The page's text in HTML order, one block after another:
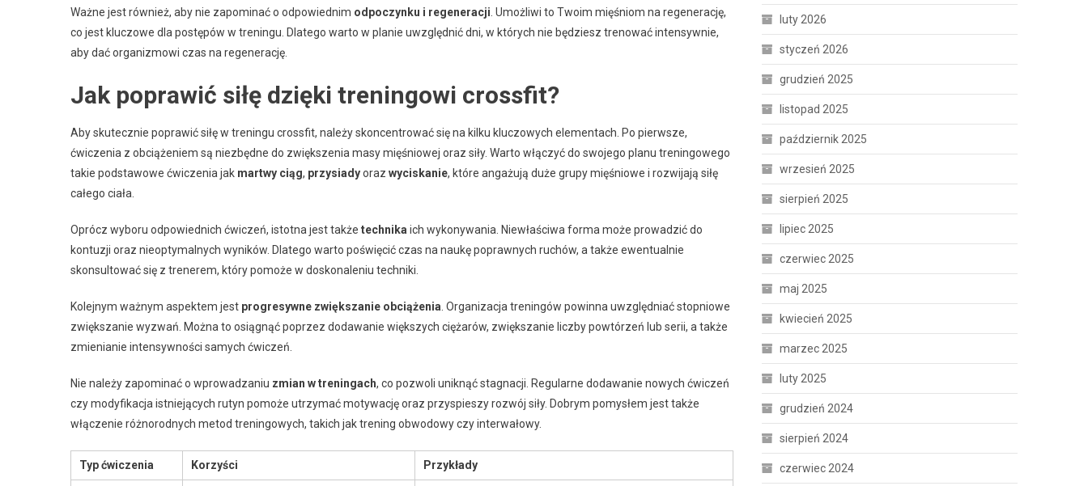
Ważne jest również, aby nie zapominać o odpowiednim odpoczynku i regeneracji . Umożliwi to Twoim mięśniom na regenerację,
co jest kluczowe dla postępów w treningu. Dlatego warto w planie uwzględnić dni, w których nie będziesz trenować intensywnie,
aby dać organizmowi czas na regenerację.
Jak poprawić siłę dzięki treningowi crossfit?
Aby skutecznie poprawić siłę w treningu crossfit, należy skoncentrować się na kilku kluczowych elementach. Po pierwsze,
ćwiczenia z obciążeniem są niezbędne do zwiększenia masy mięśniowej oraz siły. Warto włączyć do swojego planu treningowego
takie podstawowe ćwiczenia jak martwy ciąg, przysiadyoraz wyciskanie, które angażują duże grupy mięśniowe i rozwijają siłę
całego ciała.
Oprócz wyboru odpowiednich ćwiczeń, istotna jest także technika ich wykonywania. Niewłaściwa forma może prowadzić do
kontuzji oraz nieoptymalnych wyników. Dlatego warto poświęcić czas na naukę poprawnych ruchów, a także ewentualnie
skonsultować się z trenerem, który pomoże w doskonaleniu techniki.
Kolejnym ważnym aspektem jest progresywne zwiększanie obciążenia . Organizacja treningów powinna uwzględniać stopniowe
zwiększanie wyzwań. Można to osiągnąć poprzez dodawanie większych ciężarów, zwiększanie liczby powtórzeń lub serii, a także
zmienianie intensywności samych ćwiczeń.
Nie należy zapominać o wprowadzaniu zmian w treningach, co pozwoli uniknąć stagnacji. Regularne dodawanie nowych ćwiczeń
czy modyfikacja istniejących rutyn pomoże utrzymać motywację oraz przyspieszy rozwój siły. Dobrym pomysłem jest także
włączenie różnorodnych metod treningowych, takich jak trening obwodowy czy interwałowy.
Typ ćwiczenia Korzyści Przykłady
luty 2026
styczeń 2026
grudzień 2025
listopad 2025
październik 2025
wrzesień 2025
sierpień 2025
lipiec 2025
czerwiec 2025
maj 2025
kwiecień 2025
marzec 2025
luty 2025
grudzień 2024
sierpień 2024
czerwiec 2024